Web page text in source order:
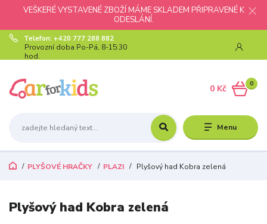
VEŠKERÉ VYSTAVENÉ ZBOŽÍ MÁME SKLADEM PŘIPRAVENÉ K
ODESLÁNÍ.
Menu
Telefon: +420 777 288 882
Provozní doba Po-Pá, 8-15:30
hod.
0
0 Kč
PLYŠOVÉ HRAČKY PLAZI Plyšový had Kobra zelená
Plyšový had Kobra zelená